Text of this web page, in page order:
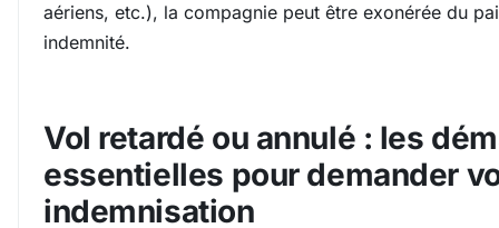
aériens, etc.), la compagnie peut être exonérée du
indemnité.
Vol retardé ou annulé : les
essentielles pour demander
indemnisation